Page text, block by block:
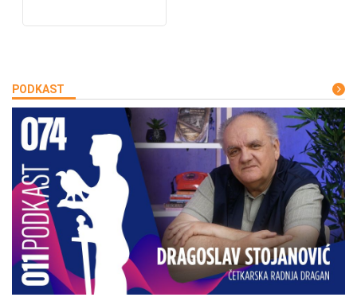
PODKAST